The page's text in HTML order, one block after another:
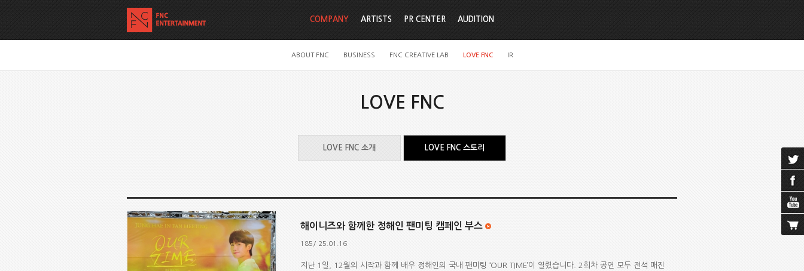
COMPANY
ABOUT FNC BUSINESS FNC CREATIVE LAB LOVE FNC IR
ARTISTS PR CENTER AUDITION
LOVE FNC
LOVE FNC 소개 LOVE FNC 스토리
해이니즈와 함께한 정해인 팬미팅 캠페인 부스
185/ 25.01.16
지난 1일, 12월의 시작과 함께 배우 정해인의 국내 팬미팅 ‘OUR TIME’이 열렸습니다. 2회차 공연 모두 전석 매진